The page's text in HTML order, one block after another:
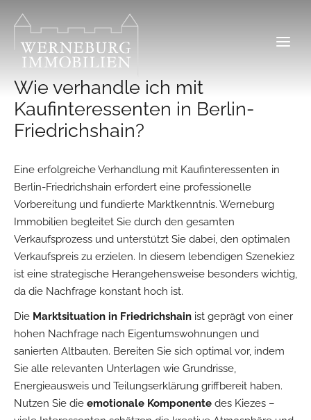
Inhalt
springen
Wie verhandle ich mit
Kaufinteressenten in Berlin-
Friedrichshain?
Eine erfolgreiche Verhandlung mit Kaufinteressenten in
Berlin-Friedrichshain erfordert eine professionelle
Vorbereitung und fundierte Marktkenntnis. Werneburg
Immobilien begleitet Sie durch den gesamten
Verkaufsprozess und unterstützt Sie dabei, den optimalen
Verkaufspreis zu erzielen. In diesem lebendigen Szenekiez
ist eine strategische Herangehensweise besonders wichtig,
da die Nachfrage konstant hoch ist.
Die Marktsituation in Friedrichshain ist geprägt von einer
hohen Nachfrage nach Eigentumswohnungen und
sanierten Altbauten. Bereiten Sie sich optimal vor, indem
Sie alle relevanten Unterlagen wie Grundrisse,
Energieausweis und Teilungserklärung griffbereit haben.
Nutzen Sie die emotionale Komponente des Kiezes –